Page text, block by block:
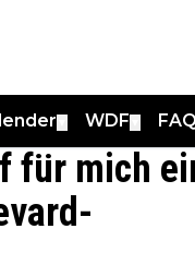
WDF FAQ
für mich